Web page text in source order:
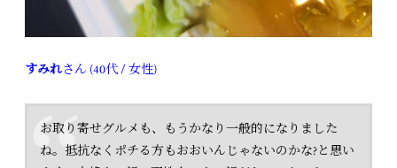
すみれさん (40代 / 女性)
お取り寄せグルメも、もうかなり一般的になりました
ね。抵抗なくポチる方もおおいんじゃないのかな?と思い